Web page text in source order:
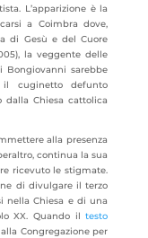
L’apparizione è la
a Coimbra dove,
di Gesù e del Cuore
la veggente delle
Bongiovanni sarebbe
il cuginetto defunto
dalla Chiesa cattolica
alla presenza
continua la sua
ricevuto le stigmate.
di divulgare il terzo
nella Chiesa e di una
XX. Quando iltesto
Congregazione per